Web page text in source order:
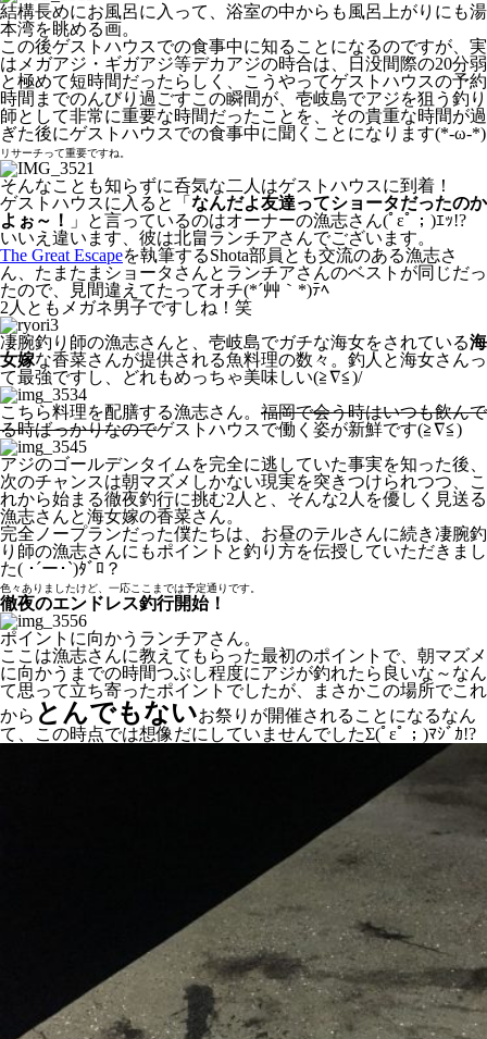
結構長めにお風呂に入って、浴室の中からも風呂上がりにも湯
本湾を眺める画。
この後ゲストハウスでの食事中に知ることになるのですが、実
はメガアジ・ギガアジ等デカアジの時合は、日没間際の20分弱
と極めて短時間だったらしく、こうやってゲストハウスの予約
時間までのんびり過ごすこの瞬間が、壱岐島でアジを狙う釣り
師として非常に重要な時間だったことを、その貴重な時間が過
ぎた後にゲストハウスでの食事中に聞くことになります(*-ω-*)
リサーチって重要ですね。
そんなことも知らずに呑気な二人はゲストハウスに到着！
ゲストハウスに入ると「 なんだよ友達ってショータだったのか
よぉ～！
」と言っているのはオーナーの漁志さん(ﾟεﾟ；)ｴｯ!?
いいえ違います、彼は北畠ランチアさんでございます。
The Great Escapeを執筆するShota部員とも交流のある漁志さ
ん、たまたまショータさんとランチアさんのベストが同じだっ
たので、見間違えてたってオチ(*´艸｀*)ﾃﾍ
2人ともメガネ男子ですしね！笑
凄腕釣り師の漁志さんと、壱岐島でガチな海女をされている海
女嫁な香菜さんが提供される魚料理の数々。釣人と海女さんっ
て最強ですし、どれもめっちゃ美味しい(≧∇≦)/
こちら料理を配膳する漁志さん。 福岡で会う時はいつも飲んで
る時ばっかりなのでゲストハウスで働く姿が新鮮です(≧∇≦)
アジのゴールデンタイムを完全に逃していた事実を知った後、
次のチャンスは朝マズメしかない現実を突きつけられつつ、こ
れから始まる徹夜釣行に挑む2人と、そんな2人を優しく見送る
漁志さんと海女嫁の香菜さん。
完全ノープランだった僕たちは、お昼のテルさんに続き凄腕釣
り師の漁志さんにもポイントと釣り方を伝授していただきまし
た( ･´ー･`)ﾀﾞﾛ？
色々ありましたけど、一応ここまでは予定通りです。
徹夜のエンドレス釣行開始！
ポイントに向かうランチアさん。
ここは漁志さんに教えてもらった最初のポイントで、朝マズメ
に向かうまでの時間つぶし程度にアジが釣れたら良いな～なん
て思って立ち寄ったポイントでしたが、まさかこの場所でこれ
から とんでもないお祭りが開催されることになるなん
て、この時点では想像だにしていませんでしたΣ(ﾟεﾟ；)ﾏｼﾞｶ!?